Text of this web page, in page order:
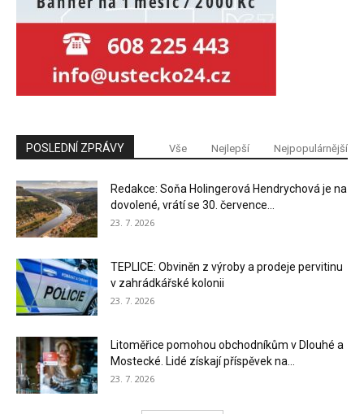
POSLEDNÍ ZPRÁVY Vše Nejlepší Nejpopulárnější
Redakce: Soňa Holingerová Hendrychová je na
dovolené, vrátí se 30. července...
23. 7. 2026
TEPLICE: Obviněn z výroby a prodeje pervitinu
v zahrádkářské kolonii
23. 7. 2026
Litoměřice pomohou obchodníkům v Dlouhé a
Mostecké. Lidé získají příspěvek na...
23. 7. 2026